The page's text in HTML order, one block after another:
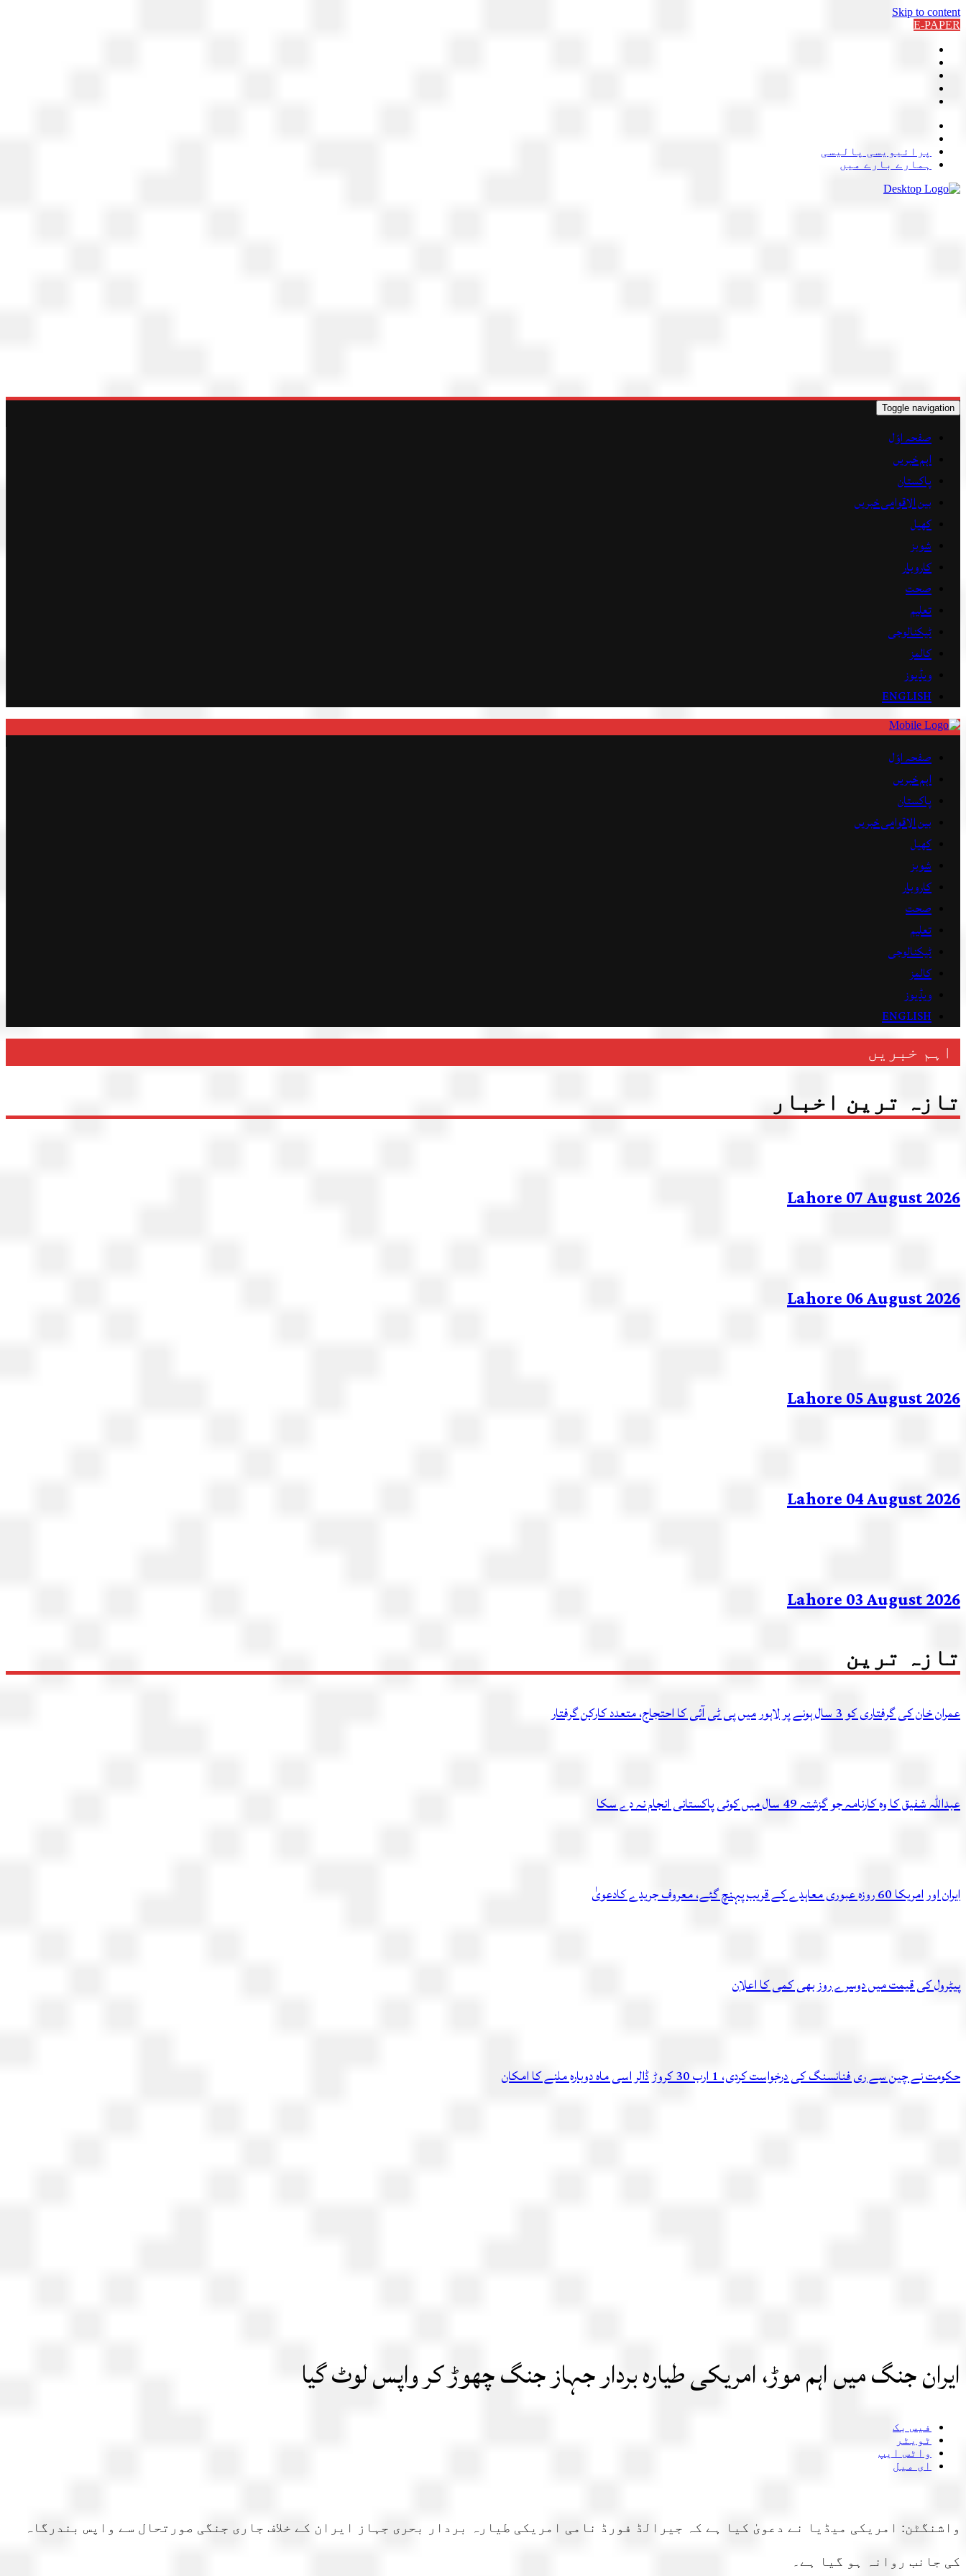
Skip to content
E-PAPER
پرائیویسی پالیسی
ہمارے بارے میں
Toggle navigation
صفحہ اوّل
اہم خبریں
پاکستان
بین الاقوامی خبریں
کھیل
شوبز
کاروبار
صحت
تعلیم
ٹیکنالوجی
کالمز
ویڈیوز
ENGLISH
صفحہ اوّل
اہم خبریں
پاکستان
بین الاقوامی خبریں
کھیل
شوبز
کاروبار
صحت
تعلیم
ٹیکنالوجی
کالمز
ویڈیوز
ENGLISH
اہم خبریں
تازہ ترین اخبار
Lahore 07 August 2026
Lahore 06 August 2026
Lahore 05 August 2026
Lahore 04 August 2026
Lahore 03 August 2026
تازہ ترین
عمران خان کی گرفتاری کو 3 سال ہونے پر لاہور میں پی ٹی آئی کا احتجاج، متعدد کارکن گرفتار
عبداللہ شفیق کا وہ کارنامہ جو گزشتہ 49 سال میں کوئی پاکستانی انجام نہ دے سکا
ایران اور امریکا 60 روزہ عبوری معاہدے کے قریب پہنچ گئے، معروف جریدے کادعویٰ
پیٹرول کی قیمت میں دوسرے روز بھی کمی کا اعلان
حکومت نے چین سے ری فنانسنگ کی درخواست کردی، 1 ارب 30 کروڑ ڈالر اسی ماہ دوبارہ ملنے کا امکان
ایران جنگ میں اہم موڑ، امریکی طیارہ بردار جہاز جنگ چھوڑ کر واپس لوٹ گیا
فیس بک
ٹویٹر
واٹس ایپ
ای میل
واشنگٹن: امریکی میڈیا نے دعویٰ کیا ہے کہ جیرالڈ فورڈ نامی امریکی طیارہ بردار بحری جہاز ایران کے خلاف جاری جنگی صورتحال سے واپس بندرگاہ
کی جانب روانہ ہو گیا ہے۔